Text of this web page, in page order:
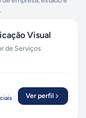
Visual
de Serviços
Ver perfil